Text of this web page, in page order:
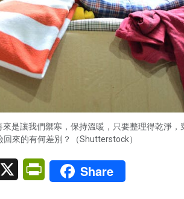
是讓我們禦寒，保持溫暖，只要整理得乾淨，
來的有何差別？（Shutterstock）
X PrintFriendly
Share